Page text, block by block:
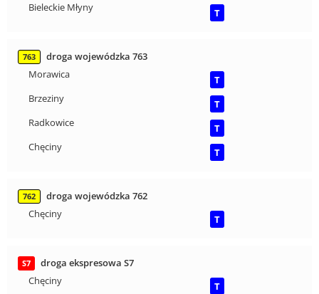
Bieleckie Młyny
T
763
droga wojewódzka 763
Morawica
T
Brzeziny
T
Radkowice
T
Chęciny
T
762
droga wojewódzka 762
Chęciny
T
S7
droga ekspresowa S7
Chęciny
T